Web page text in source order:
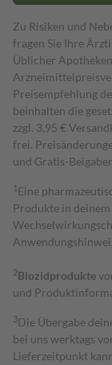
Zu Risiken und
fragen Sie Ihre
Üblicher
Preisempfehlung
beinhalten die
zzgl. 3,95 €
frei.
und Gratis-
1 Eine
Produkte in
2Biozidprodukte
und
3Die Übergabe
bei uns werktags
Lieferzeitpunkt